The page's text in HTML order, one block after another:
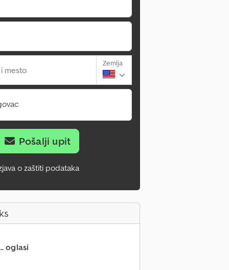
mesto
Zemlja
Pošalji upit
o zaštiti podataka
oglasi